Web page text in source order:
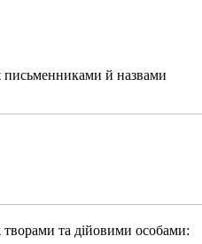
письменниками й назвами
творами та дійовими особами: